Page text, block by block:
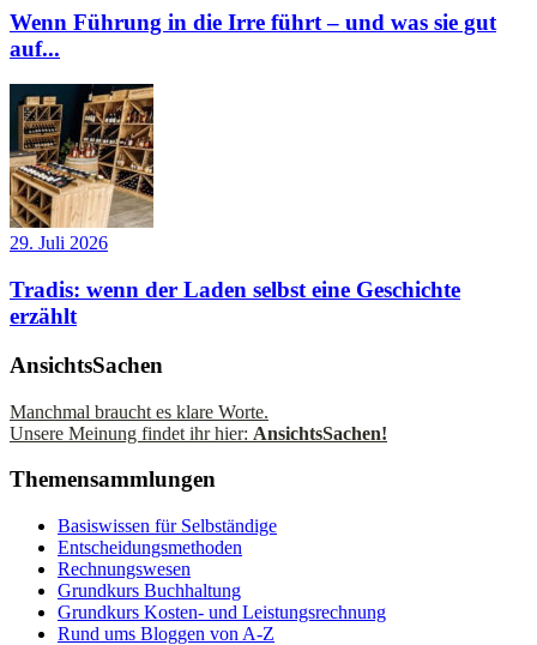
Wenn Führung in die Irre führt – und was sie gut
auf...
29. Juli 2026
Tradis: wenn der Laden selbst eine Geschichte
erzählt
AnsichtsSachen
Manchmal braucht es klare Worte.
Unsere Meinung findet ihr hier: AnsichtsSachen!
Themensammlungen
Basiswissen für Selbständige
Entscheidungsmethoden
Rechnungswesen
Grundkurs Buchhaltung
Grundkurs Kosten- und Leistungsrechnung
Rund ums Bloggen von A-Z